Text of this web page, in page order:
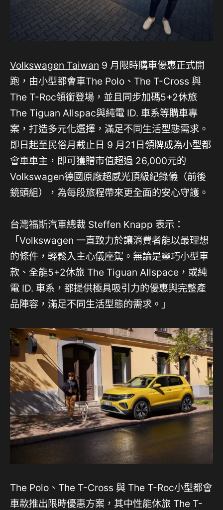
Volkswagen Taiwan 9 月限時購車優惠正式開
跑，由小型都會車The Polo、The T-Cross 與
The T-Roc領銜登場，並且同步加碼5+2休旅
The Tiguan Allspac與純電 ID. 車系等購車專
案，打造多元化選擇，滿足不同生活型態需求。
即日起至民俗月截止日 9 月21日領牌成為小型都
會車車主，即可獲贈市值超過 26,000元的
Volkswagen德國原廠超感光頂級紀錄儀（前後
鏡頭組），為每段旅程帶來更全面的安心守護。
台灣福斯汽車總裁 Steffen Knapp 表示：
「Volkswagen 一直致力於讓消費者能以最理想
的條件，輕鬆入主心儀座駕。無論是靈巧小型車
款、全能5+2休旅 The Tiguan Allspace，或純
電 ID. 車系，都提供極具吸引力的優惠與完整產
品陣容，滿足不同生活型態的需求。」
The Polo、The T-Cross 與 The T-Roc小型都會
車款推出限時優惠方案，其中性能休旅 The T-